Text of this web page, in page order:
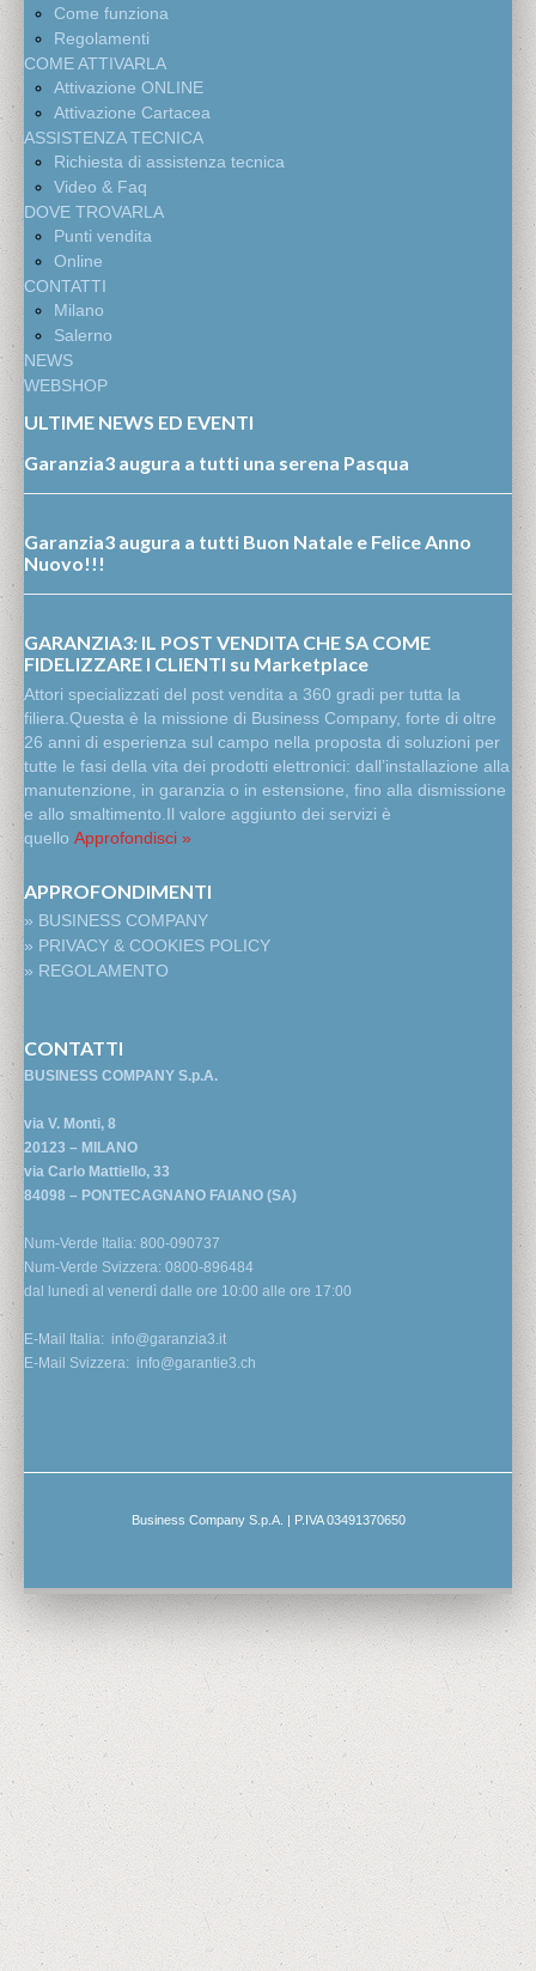
Come funziona
Regolamenti
COME ATTIVARLA
Attivazione ONLINE
Attivazione Cartacea
ASSISTENZA TECNICA
Richiesta di assistenza tecnica
Video & Faq
DOVE TROVARLA
Punti vendita
Online
CONTATTI
Milano
Salerno
NEWS
WEBSHOP
ULTIME NEWS ED EVENTI
Garanzia3 augura a tutti una serena Pasqua
Garanzia3 augura a tutti Buon Natale e Felice Anno
Nuovo!!!
GARANZIA3: IL POST VENDITA CHE SA COME
FIDELIZZARE I CLIENTI su Marketplace
Attori specializzati del post vendita a 360 gradi per tutta la
filiera.Questa è la missione di Business Company, forte di oltre
26 anni di esperienza sul campo nella proposta di soluzioni per
tutte le fasi della vita dei prodotti elettronici: dall’installazione alla
manutenzione, in garanzia o in estensione, fino alla dismissione
e allo smaltimento.Il valore aggiunto dei servizi è
quello Approfondisci »
APPROFONDIMENTI
» BUSINESS COMPANY
» PRIVACY & COOKIES POLICY
» REGOLAMENTO
CONTATTI
BUSINESS COMPANY S.p.A.
via V. Monti, 8
20123 – MILANO
via Carlo Mattiello, 33
84098 – PONTECAGNANO FAIANO (SA)
Num-Verde Italia: 800-090737
Num-Verde Svizzera: 0800-896484
dal lunedì al venerdì dalle ore 10:00 alle ore 17:00
E-Mail Italia: info@garanzia3.it
E-Mail Svizzera: info@garantie3.ch
Business Company S.p.A. | P.IVA 03491370650